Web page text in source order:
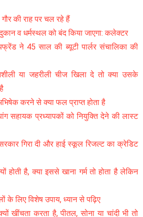
की राह पर चल रहे हैं
व धर्मस्थल को बंद किया जाएगा: कलेक्टर
ने 45 साल की ब्यूटी पार्लर संचालिका की
या जहरीली चीज खिला दे तो क्या उसके
करने से क्या फल प्राप्त होता है
सहायक प्रध्यापकों को नियुक्ति देने की लास्ट
गिरा दी और हाई स्कूल रिजल्ट का क्रेडिट
होती है, क्या इससे खाना गर्म तो होता है लेकिन
के लिए विशेष उपाय, ध्यान से पढ़िए
खींचता करता है, पीतल, सोना या चांदी भी तो